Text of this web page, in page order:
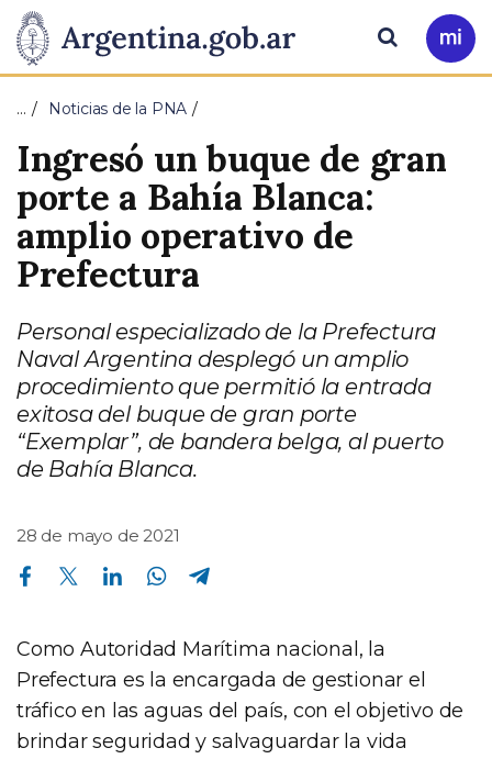
Presidencia
de
la
Nación
Pasar al contenido principal
Ir
a
Buscar
… Noticias de la PNA
Ingresó un buque de gran
porte a Bahía Blanca:
amplio operativo de
Prefectura
Personal especializado de la Prefectura
Naval Argentina desplegó un amplio
procedimiento que permitió la entrada
exitosa del buque de gran porte
“Exemplar”, de bandera belga, al puerto
de Bahía Blanca.
28 de mayo de 2021
Compartir en Facebook Compartir en Twitter Compartir en Linkedin Compartir en Whatsapp
Como Autoridad Marítima nacional, la
Prefectura es la encargada de gestionar el
tráfico en las aguas del país, con el objetivo de
brindar seguridad y salvaguardar la vida